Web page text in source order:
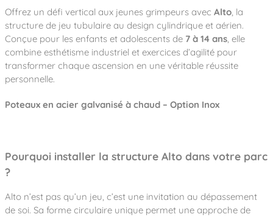
Notre entreprise
Notre équipe
Nous rejoindre
Nos univers
Parcours de santé
Stadium Arena
Street workout
Surfpark
Mobilier urbain
Accessoires ludiques
Nos clients
Collectivités
Établissements scolaires
Camping et résidences de vacances
Notre expertise
Des aires de jeux pour tous les enfants
Nos matériaux
Nos sols amortissants
Les questions fréquentes
Offrez un défi vertical aux jeunes grimpeurs avec Alto, la
structure de jeu tubulaire au design cylindrique et aérien.
Conçue pour les enfants et adolescents de 7 à 14 ans, elle
combine esthétisme industriel et exercices d’agilité pour
transformer chaque ascension en une véritable réussite
personnelle.
Poteaux en acier galvanisé à chaud – Option Inox
Pourquoi installer la structure Alto dans votre parc
?
Alto n’est pas qu’un jeu, c’est une invitation au dépassement
de soi. Sa forme circulaire unique permet une approche de